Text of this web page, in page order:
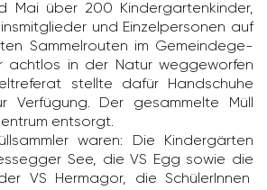
Mai über 200 Kinder­gar­ten­kinder,
und Einzel­per­sonen auf
Sammel­routen im Gemein­de­ge­
achtlos in der Natur wegge­worfen
stellte dafür Hand­schuhe
Verfü­gung. Der gesam­melte Müll
entsorgt.
waren: Die Kinder­gärten
See, die VS Egg sowie die
VS Hermagor, die Schü­le­rInnen